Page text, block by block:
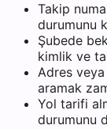
Takip
durumunu
Şubede
kimlik ve
Adres
aramak
Yol tarifi
durumunu